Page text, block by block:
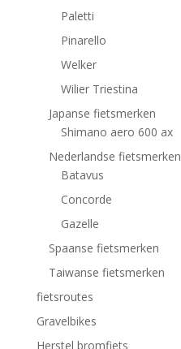
Paletti
Pinarello
Welker
Wilier Triestina
Japanse fietsmerken
Shimano aero 600 ax
Nederlandse fietsmerken
Batavus
Concorde
Gazelle
Spaanse fietsmerken
Taiwanse fietsmerken
fietsroutes
Gravelbikes
Herstel bromfiets